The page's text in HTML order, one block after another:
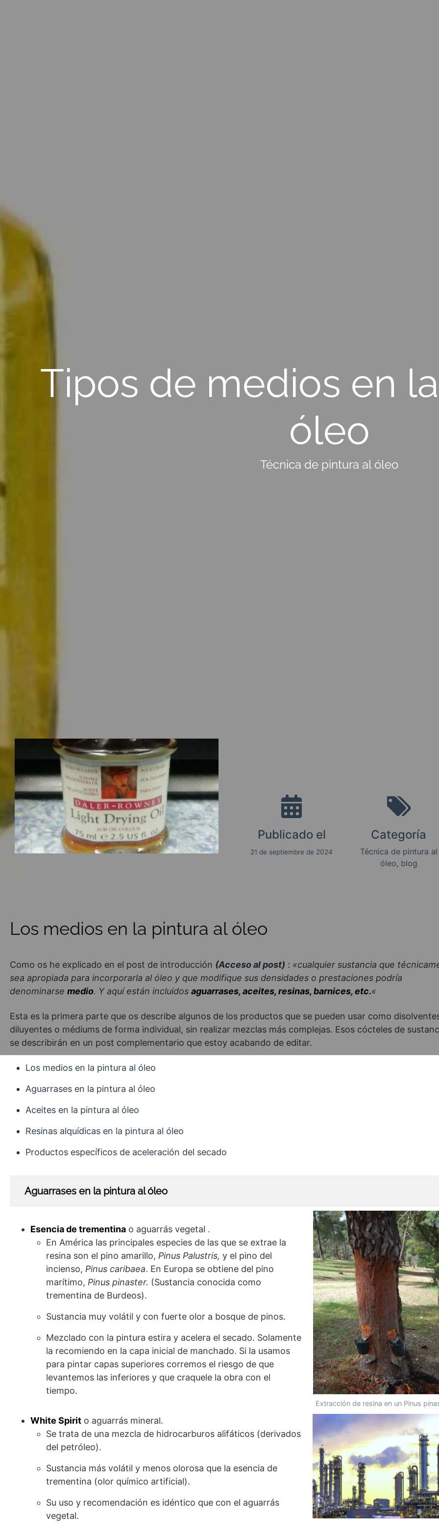
Tipos de medios en
óleo
Técnica de pintura al óleo
Publicado el
21 de septiembre de 2024
Categoría
Técnica de pintura al
óleo, blog
Los medios en la pintura al óleo
Como os he explicado en el post de introducción (Acceso al post) : «cualquier sustancia que
sea apropiada para incorporarla al óleo y que modifique sus densidades o prestaciones podría
denominarse medio. Y aquí están incluidos aguarrases, aceites, resinas, barnices, etc.«
Esta es la primera parte que os describe algunos de los productos que se pueden usar como
diluyentes o médiums de forma individual, sin realizar mezclas más complejas. Esos cócteles de
se describirán en un post complementario que estoy acabando de editar.
Los medios en la pintura al óleo
Aguarrases en la pintura al óleo
Aceites en la pintura al óleo
Resinas alquídicas en la pintura al óleo
Productos específicos de aceleración del secado
Aguarrases en la pintura al óleo
Esencia de trementina o aguarrás vegetal .
En América las principales especies de las que se extrae la
resina son el pino amarillo, Pinus Palustris, y el pino del
incienso, Pinus caribaea. En Europa se obtiene del pino
marítimo, Pinus pinaster. (Sustancia conocida como
trementina de Burdeos).
Sustancia muy volátil y con fuerte olor a bosque de pinos.
Mezclado con la pintura estira y acelera el secado. Solamente
la recomiendo en la capa inicial de manchado. Si la usamos
para pintar capas superiores corremos el riesgo de que
levantemos las inferiores y que craquele la obra con el
tiempo.
Extracción de resina en un Pinus
White Spirit o aguarrás mineral.
Se trata de una mezcla de hidrocarburos alifáticos (derivados
del petróleo).
Sustancia más volátil y menos olorosa que la esencia de
trementina (olor químico artificial).
Su uso y recomendación es idéntico que con el aguarrás
vegetal.